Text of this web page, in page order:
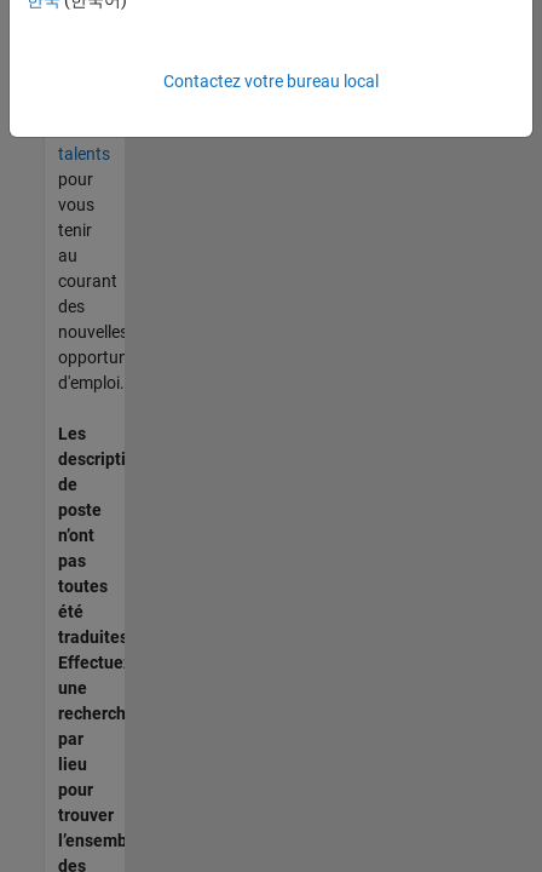
talents
pour
vous
tenir
au
courant
des
nouvelles
opportunités
d'emploi.
Les
descriptions
de
poste
n’ont
pas
toutes
été
traduites.
Effectuez
une
recherche
par
lieu
pour
trouver
l’ensemble
des
Contactez votre bureau local